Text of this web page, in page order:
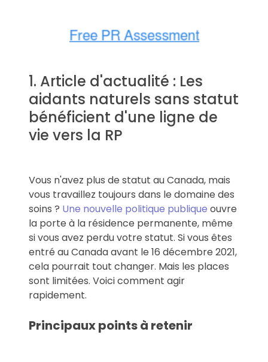
1. Article d'actualité : Les
aidants naturels sans statut
bénéficient d'une ligne de
vie vers la RP
Vous n'avez plus de statut au Canada, mais
vous travaillez toujours dans le domaine des
soins ? Une nouvelle politique publique ouvre
la porte à la résidence permanente, même
si vous avez perdu votre statut. Si vous êtes
entré au Canada avant le 16 décembre 2021,
cela pourrait tout changer. Mais les places
sont limitées. Voici comment agir
rapidement.
Principaux points à retenir